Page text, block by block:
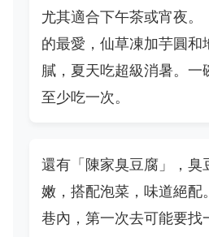
尤其適合下午茶或宵夜。
的最愛，仙草凍加芋圓和
膩，夏天吃超級消暑。一
至少吃一次。
還有「陳家臭豆腐」，臭
嫩，搭配泡菜，味道絕配
巷內，第一次去可能要找